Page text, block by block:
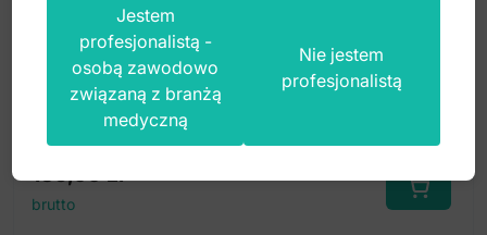
Classic-Lite narzędza do podnoszenia dna
zatoki fig. 4
Index: DS.874.045T
135,00zł
brutto
Jestem
profesjonalistą -
osobą zawodowo
związaną z branżą
medyczną
Nie jestem
profesjonalistą